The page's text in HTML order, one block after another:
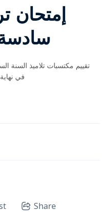
إمتحان
سادسة
تقييم مكتسبات تلاميذ السنة
في
Share